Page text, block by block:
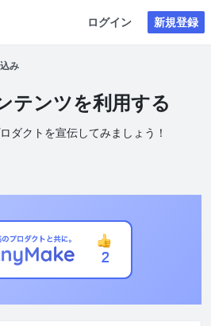
ログイン 新規登録
み
テンツを利用する
ダクトを宣伝してみましょう！